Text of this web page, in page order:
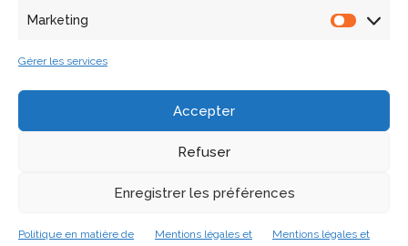
Marketing
Gérer les services
Accepter
Refuser
Enregistrer les préférences
Politique en matière de Mentions légales et Mentions légales et
Articles récents
Soutenance de thèse de Laura Willot
Ouverture des inscriptions pour l’école thématique OPUS,
du 5 au 9 octobre 2026 à Fréjus
Un atelier collaboratif dans le cadre du projet européen
Lancement du projet PlaceMUS XR